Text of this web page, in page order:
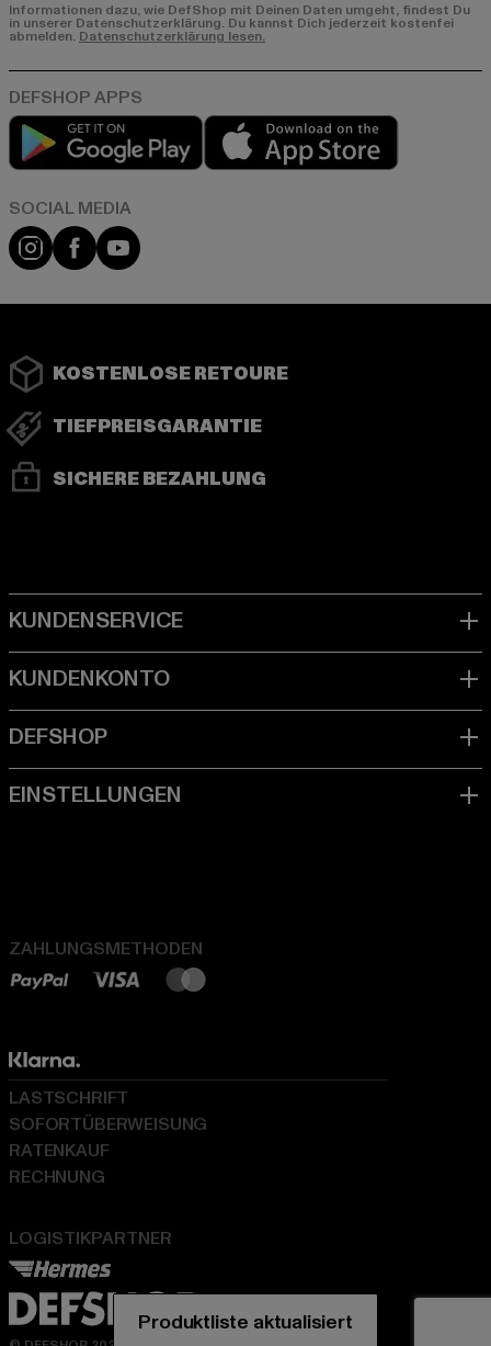
Informationen dazu, wie DefShop mit Deinen Daten umgeht, findest Du
in unserer Datenschutzerklärung. Du kannst Dich jederzeit kostenfei
abmelden. Datenschutzerklärung lesen.
Play market
Instagram
FacebookYouTube
KOSTENLOSE RETOURE
TIEFPREISGARANTIE
SICHERE BEZAHLUNG
ZAHLUNGSMETHODEN
LOGISTIKPARTNER
LASTSCHRIFT
SOFORTÜBERWEISUNG
RATENKAUF
RECHNUNG